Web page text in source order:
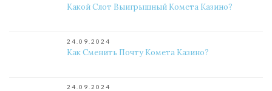
Какой Слот Выигрышный Комета Казино?
24.09.2024
Как Сменить Почту Комета Казино?
24.09.2024